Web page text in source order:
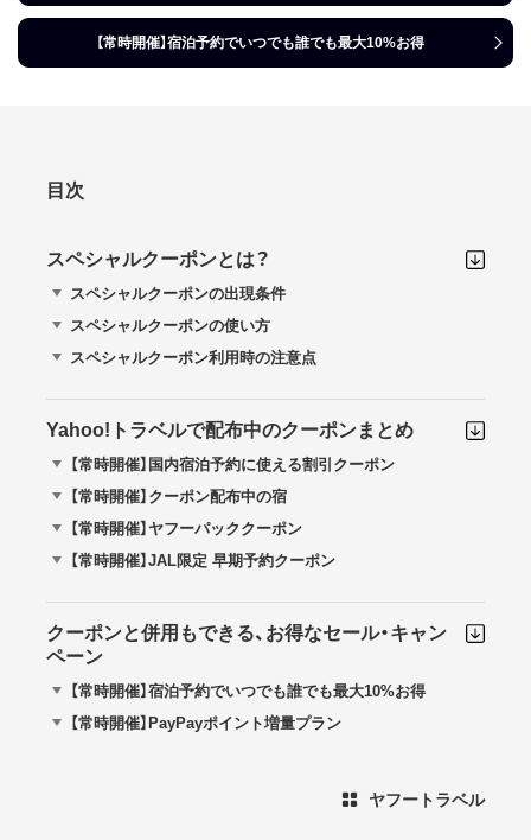
【常時開催】宿泊予約でいつでも誰でも最大10%お得
目次
スペシャルクーポンとは？
スペシャルクーポンの出現条件
スペシャルクーポンの使い方
スペシャルクーポン利用時の注意点
Yahoo!トラベルで配布中のクーポンまとめ
【常時開催】国内宿泊予約に使える割引クーポン
【常時開催】クーポン配布中の宿
【常時開催】ヤフーパッククーポン
【常時開催】JAL限定 早期予約クーポン
クーポンと併用もできる、お得なセール・キャン
ペーン
【常時開催】宿泊予約でいつでも誰でも最大10%お得
【常時開催】PayPayポイント増量プラン
ヤフートラベル